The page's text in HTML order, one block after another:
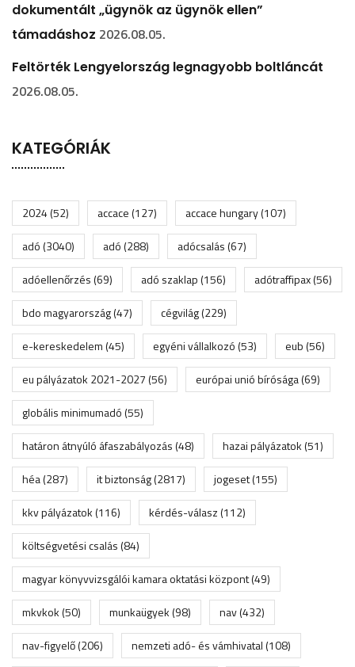
dokumentált „ügynök az ügynök ellen”
támadáshoz 2026.08.05.
Feltörték Lengyelország legnagyobb boltláncát
2026.08.05.
KATEGÓRIÁK
2024(52) accace(127) accace hungary(107)
adó(3040) adó(288) adócsalás(67)
adóellenőrzés(69) adó szaklap(156) adótraffipax(56)
bdo magyarország(47) cégvilág(229)
e-kereskedelem(45) egyéni vállalkozó(53) eub(56)
eu pályázatok 2021-2027(56) európai unió bírósága(69)
globális minimumadó(55)
határon átnyúló áfaszabályozás(48) hazai pályázatok(51)
héa(287) it biztonság(2817) jogeset(155)
kkv pályázatok(116) kérdés-válasz(112)
költségvetési csalás(84)
magyar könyvvizsgálói kamara oktatási központ(49)
mkvkok(50) munkaügyek(98) nav(432)
nav-figyelő(206) nemzeti adó- és vámhivatal(108)